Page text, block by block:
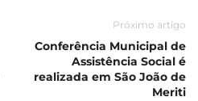
Próximo artigo
Conferência Municipal de
Assistência Social é
realizada em São João de
Meriti